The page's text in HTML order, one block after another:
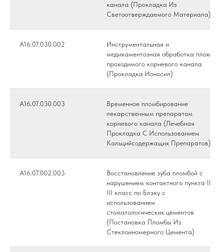
канала (Прокладка Из
Светоотверждаемого Материала)
А16.07.030.002
Инструментальная и
медикаментозная обработка плохо
проходимого корневого канала
(Прокладка Ионосил)
А16.07.030.003
Временное пломбирование
лекарственным препаратом
корневого канала (Лечебная
Прокладка С Использованием
Кальцийсодержащих Препаратов)
А16.07.002.003
Восстановление зуба пломбой с
нарушением контактного пункта II,
III класс по Блэку с
использованием
стоматологических цементов
(Постановка Пломбы Из
Стеклоиномерного Цемента)